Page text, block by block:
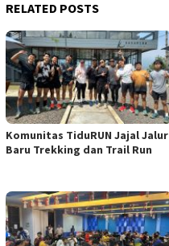
RELATED POSTS
Komunitas TiduRUN Jajal Jalur
Baru Trekking dan Trail Run